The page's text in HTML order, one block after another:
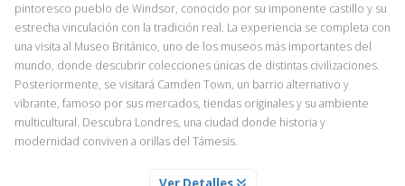
pintoresco pueblo de Windsor, conocido por su imponente castillo y su
estrecha vinculación con la tradición real. La experiencia se completa con
una visita al Museo Británico, uno de los museos más importantes del
mundo, donde descubrir colecciones únicas de distintas civilizaciones.
Posteriormente, se visitará Camden Town, un barrio alternativo y
vibrante, famoso por sus mercados, tiendas originales y su ambiente
multicultural. Descubra Londres, una ciudad donde historia y
modernidad conviven a orillas del Támesis.
VALLE DEL TAMESIS Y PUEBLO DE WINDSOR